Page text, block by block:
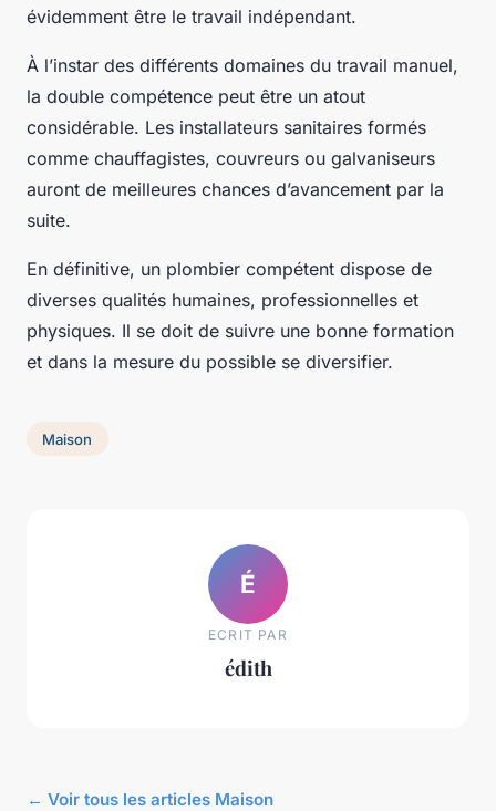
évidemment être le travail indépendant.
À l’instar des différents domaines du travail manuel,
la double compétence peut être un atout
considérable. Les installateurs sanitaires formés
comme chauffagistes, couvreurs ou galvaniseurs
auront de meilleures chances d’avancement par la
suite.
En définitive, un plombier compétent dispose de
diverses qualités humaines, professionnelles et
physiques. Il se doit de suivre une bonne formation
et dans la mesure du possible se diversifier.
Maison
É
ECRIT PAR
édith
← Voir tous les articles Maison